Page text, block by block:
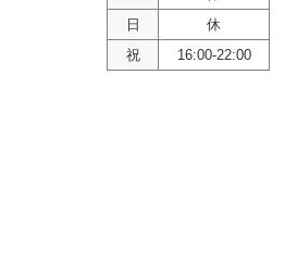
日
休
祝
16:00-22:00